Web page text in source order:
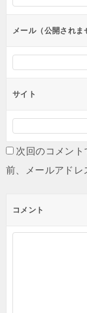
ンメール（公開されま
サイト
次回のコメン
前、メールアドレ
コメント